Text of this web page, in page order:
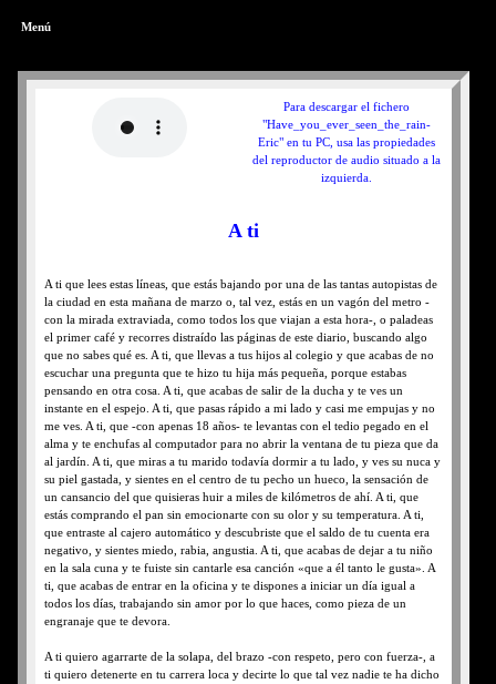
Menú
Para descargar el fichero
"Have_you_ever_seen_the_rain-
Eric" en tu PC, usa las propiedades
del reproductor de audio situado a la
izquierda.
A ti
A ti que lees estas líneas, que estás bajando por una de las tantas autopistas de
la ciudad en esta mañana de marzo o, tal vez, estás en un vagón del metro -
con la mirada extraviada, como todos los que viajan a esta hora-, o paladeas
el primer café y recorres distraído las páginas de este diario, buscando algo
que no sabes qué es. A ti, que llevas a tus hijos al colegio y que acabas de no
escuchar una pregunta que te hizo tu hija más pequeña, porque estabas
pensando en otra cosa. A ti, que acabas de salir de la ducha y te ves un
instante en el espejo. A ti, que pasas rápido a mi lado y casi me empujas y no
me ves. A ti, que -con apenas 18 años- te levantas con el tedio pegado en el
alma y te enchufas al computador para no abrir la ventana de tu pieza que da
al jardín. A ti, que miras a tu marido todavía dormir a tu lado, y ves su nuca y
su piel gastada, y sientes en el centro de tu pecho un hueco, la sensación de
un cansancio del que quisieras huir a miles de kilómetros de ahí. A ti, que
estás comprando el pan sin emocionarte con su olor y su temperatura. A ti,
que entraste al cajero automático y descubriste que el saldo de tu cuenta era
negativo, y sientes miedo, rabia, angustia. A ti, que acabas de dejar a tu niño
en la sala cuna y te fuiste sin cantarle esa canción «que a él tanto le gusta». A
ti, que acabas de entrar en la oficina y te dispones a iniciar un día igual a
todos los días, trabajando sin amor por lo que haces, como pieza de un
engranaje que te devora.
A ti quiero agarrarte de la solapa, del brazo -con respeto, pero con fuerza-, a
ti quiero detenerte en tu carrera loca y decirte lo que tal vez nadie te ha dicho